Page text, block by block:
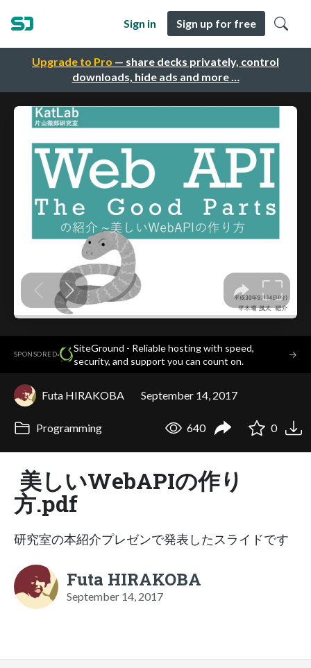
Upgrade to Pro — share decks privately, control
downloads, hide ads and more …
Sign in Sign up for free
SPONSORED·
SiteGround - Reliable hosting with speed,
security, and support you can count on.
→
Futa HIRAKOBA September 14, 2017
Programming 640 0
美しいWebAPIの作り
方.pdf
研究室の本紹介プレゼンで発表したスライドです
Futa HIRAKOBA
September 14, 2017